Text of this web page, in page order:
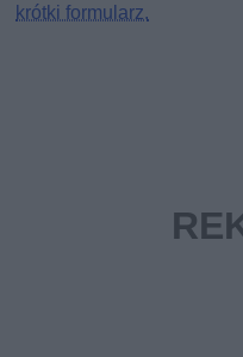
krótki formularz.